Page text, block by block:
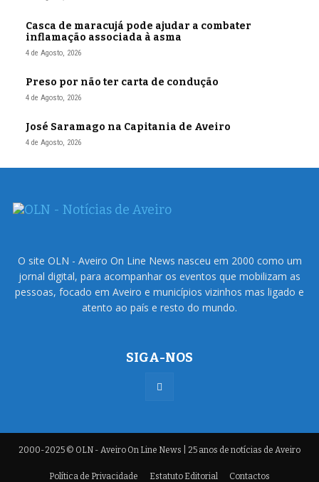
Casca de maracujá pode ajudar a combater
inflamação associada à asma
4 de Agosto, 2026
Preso por não ter carta de condução
4 de Agosto, 2026
José Saramago na Capitania de Aveiro
4 de Agosto, 2026
O site OLN - Aveiro On Line News nasceu em 2000 como um
jornal digital, para acompanhar os eventos que mobilizam as
pessoas, focado em Aveiro e municípios vizinhos mas ligado e
atento ao país e resto do mundo.
SIGA-NOS
2000-2025 © OLN - Aveiro On Line News | 25 anos de notícias de Aveiro
Política de Privacidade Estatuto Editorial Contactos